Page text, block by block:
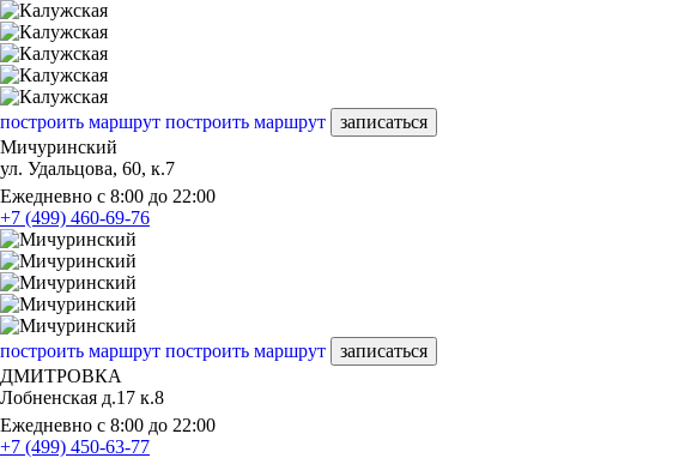
построить маршрут построить маршрут
записаться
Мичуринский
ул. Удальцова, 60, к.7
Ежедневно с 8:00 до 22:00
+7 (499) 460-69-76
построить маршрут построить маршрут
записаться
ДМИТРОВКА
Лобненская д.17 к.8
Ежедневно с 8:00 до 22:00
+7 (499) 450-63-77